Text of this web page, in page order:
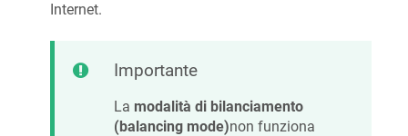
Internet.
Importante
La modalità di bilanciamento
(balancing mode)non funziona